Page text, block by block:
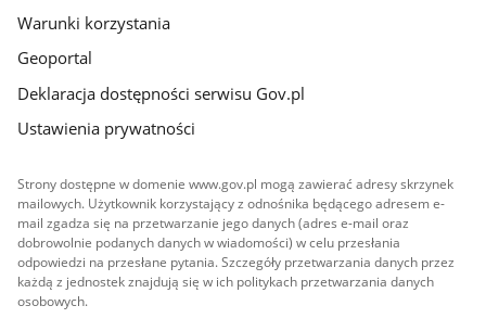
Warunki korzystania
Geoportal
Deklaracja dostępności serwisu Gov.pl
Ustawienia prywatności
Strony dostępne w domenie www.gov.pl mogą zawierać adresy skrzynek
mailowych. Użytkownik korzystający z odnośnika będącego adresem e-
mail zgadza się na przetwarzanie jego danych (adres e-mail oraz
dobrowolnie podanych danych w wiadomości) w celu przesłania
odpowiedzi na przesłane pytania. Szczegóły przetwarzania danych przez
każdą z jednostek znajdują się w ich politykach przetwarzania danych
osobowych.